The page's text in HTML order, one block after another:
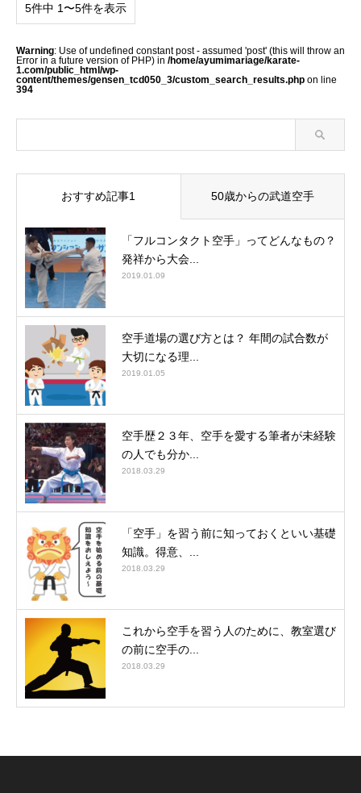
5件中 1〜5件を表示
Warning: Use of undefined constant post - assumed 'post' (this will throw an
Error in a future version of PHP) in /home/ayumimariage/karate-
1.com/public_html/wp-
content/themes/gensen_tcd050_3/custom_search_results.php on line
394
おすすめ記事1 50歳からの武道空手
「フルコンタクト空手」ってどんなもの？
発祥から大会...
2019.01.09
空手道場の選び方とは？ 年間の試合数が
大切になる理...
2019.01.05
空手歴２３年、空手を愛する筆者が未経験
の人でも分か...
2018.03.29
「空手」を習う前に知っておくといい基礎
知識。得意、...
2018.03.29
これから空手を習う人のために、教室選び
の前に空手の...
2018.03.29